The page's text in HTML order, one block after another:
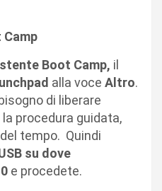
Boot Camp, il
alla voce Altro.
di liberare
procedura guidata,
tempo. Quindi
su dove
e procedete.